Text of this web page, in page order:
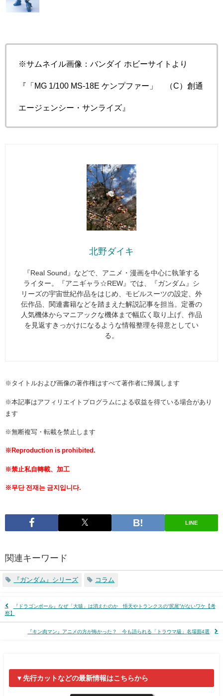
※サムネイル画像：バンダイ ホビーサイトより
『「MG 1/100 MS-18E ケンプファー」 （C）創通
エージェンシー・サンライズ』
北野ダイキ
『Real Sound』などで、アニメ・漫画を中心に執筆する
ライター。『アニギャラ☆REW』では、『ガンダム』シ
リーズの宇宙世紀作品をはじめ、モビルスーツの設定、外
伝作品、関連書籍などを踏まえた解説記事を担当。定番の
人気機体からマニアックな機体まで幅広く取り上げ、作品
を見返すきっかけになるような情報整理を得意としてい
る。
※タイトルおよび画像の著作権はすべて著作者に帰属します
※本記事はアフィリエイトプログラムによる収益を得ている場合があり
ます
※無断複写・転載を禁止します
※Reproduction is prohibited.
※禁止私自轉載、加工
※무단 전재는 금지입니다.
LINE
関連キーワード
『ガンダム』シリーズ コラム
『ドラゴンボール』なぜ「大猿」は消えたのか 悟天やトランクスの“尻尾”がないワケ【考
察】
『キン肉マン』アニメの方が怖かった？ 今も語られる「トラウマ級」名場面4選
▼先行カットなどの最新情報はこちらから